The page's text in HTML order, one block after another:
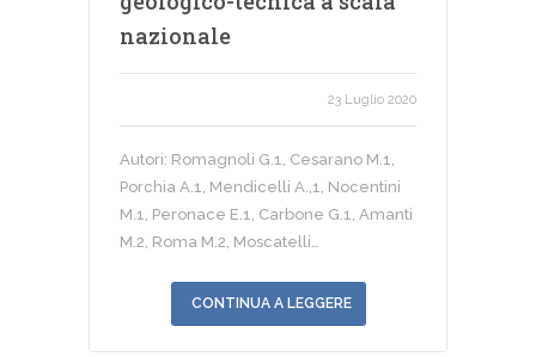
nazionale
23 Luglio 2020
Autori: Romagnoli G.1, Cesarano M.1,
Porchia A.1, Mendicelli A.,1, Nocentini
M.1, Peronace E.1, Carbone G.1, Amanti
M.2, Roma M.2, Moscatelli…
CONTINUA A LEGGERE